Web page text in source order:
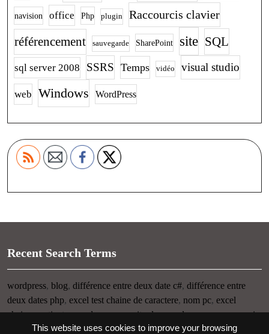
This website uses cookies to improve your browsing
navision office Php plugin Raccourcis clavier
référencement sauvegarde SharePoint site SQL
sql server 2008 SSRS Temps vidéo visual studio
web Windows WordPress
Recent Search Terms
wordpress, blog, différence entre deux date c#, différence entre
deux dates php, excel test chaine de caractere, nom pc, excel
chaine contient,nom du pc,connaitre le nom de son pc,raccourci
clavier visuel